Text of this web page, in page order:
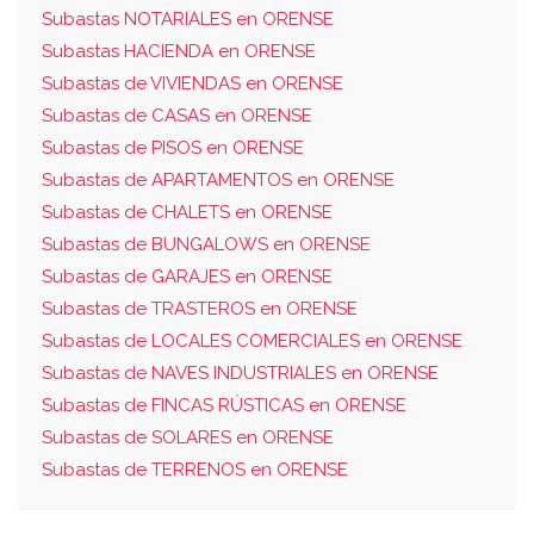
Subastas NOTARIALES en ORENSE
Subastas HACIENDA en ORENSE
Subastas de VIVIENDAS en ORENSE
Subastas de CASAS en ORENSE
Subastas de PISOS en ORENSE
Subastas de APARTAMENTOS en ORENSE
Subastas de CHALETS en ORENSE
Subastas de BUNGALOWS en ORENSE
Subastas de GARAJES en ORENSE
Subastas de TRASTEROS en ORENSE
Subastas de LOCALES COMERCIALES en ORENSE
Subastas de NAVES INDUSTRIALES en ORENSE
Subastas de FINCAS RÚSTICAS en ORENSE
Subastas de SOLARES en ORENSE
Subastas de TERRENOS en ORENSE